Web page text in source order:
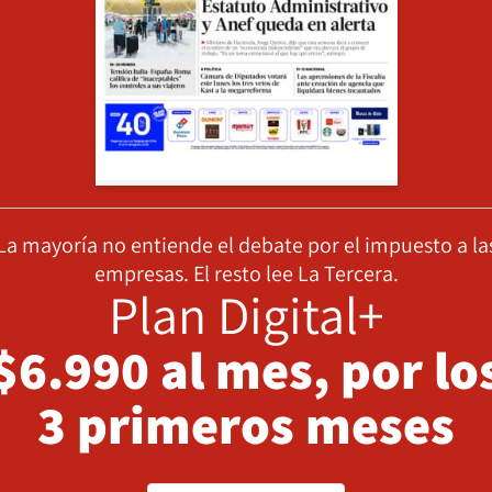
mayoría no entiende el debate por el impuesto a
empresas. El resto lee La Tercera.
Plan Digital+
al mes, por
3 primeros meses